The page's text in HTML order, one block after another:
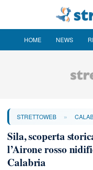
HOME NEWS
STRETTOWEB »
Sila, scoperta
l’Airone rosso
Calabria